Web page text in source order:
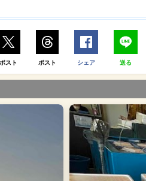
ポスト ポスト シェア 送る